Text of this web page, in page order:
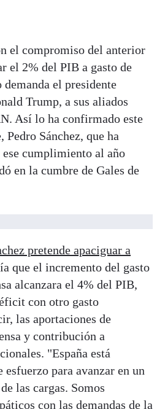
el compromiso del anterior
el 2% del PIB a gasto de
el presidente
Trump, a sus aliados
Así lo ha confirmado este
Pedro Sánchez, que ha
cumplimiento al año
en la cumbre de Gales de
pretende apaciguar a
que el incremento del gasto
alcanzara el 4% del PIB,
con otro gasto
las aportaciones de
y contribución a
"España está
esfuerzo para avanzar en un
las cargas. Somos
con las demandas de la